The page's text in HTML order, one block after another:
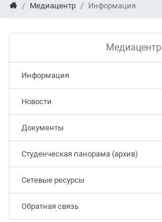
Медиацентр Информация
Медиацентр
Информация
Новости
Документы
Студенческая панорама (архив)
Сетевые ресурсы
Обратная связь